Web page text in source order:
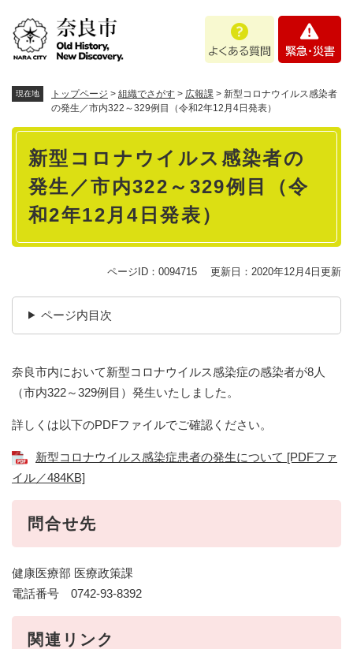
あ
問
・
現在地 トップページ > 組織でさがす > 広報課 > 新型コロナウイルス感染者
の発生／市内322～329例目（令和2年12月4日発表）
本
新型コロナウイルス感染者の
発生／市内322～329例目（令
和2年12月4日発表）
ページID：0094715 更新日：2020年12月4日更新
ページ内目次
奈良市内において新型コロナウイルス感染症の感染者が8人
（市内322～329例目）発生いたしました。
詳しくは以下のPDFファイルでご確認ください。
新型コロナウイルス感染症患者の発生について [PDFファ
イル／484KB]
問合せ先
健康医療部 医療政策課
電話番号 0742-93-8392
関連リンク